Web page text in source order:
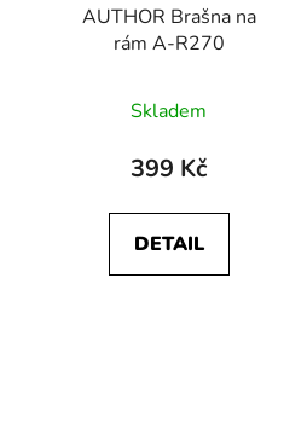
AUTHOR Brašna na
rám A-R270
Skladem
399 Kč
DETAIL